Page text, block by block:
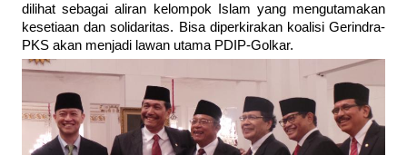
dilihat sebagai aliran kelompok Islam yang mengutamakan
kesetiaan dan solidaritas. Bisa diperkirakan koalisi Gerindra-
PKS akan menjadi lawan utama PDIP-Golkar.